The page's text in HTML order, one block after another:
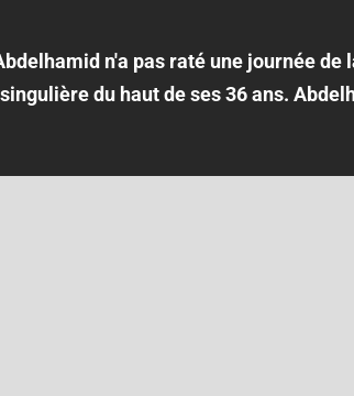
n'a pas raté une journée de
du haut de ses 36 ans.